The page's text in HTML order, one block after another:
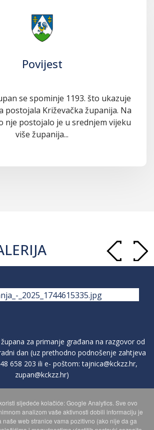
Povijest
se spominje 1193. što ukazuje
postojala Križevačka županija. Na
nje postojalo je u srednjem vijeku
više županija...
za primanje građana na razgovor od
dan (uz prethodno podnošenje zahtjeva
658 203 ili e- poštom:tajnica@kckzz.hr,
zupan@kckzz.hr)
PRIVATNOSTI OSOBNIH PODATAKA
sljedeće kolačiće: Google Analytics. Sve ovo
analizom vaše aktivnosti dobili informaciju je
naše web stranice vama pozitivno (ako nije da ga